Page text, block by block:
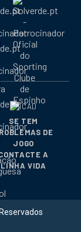
SE TEM
DE
JOGO
A
LINHA VIDA